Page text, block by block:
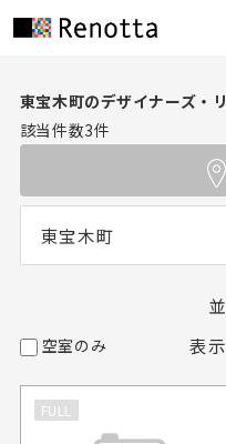
東宝木町のデザイナーズ・
該当件数3件
東宝木町
空室のみ 表
FULL